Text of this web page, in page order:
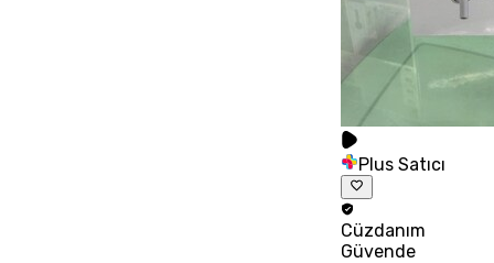
Plus Satıcı
Cüzdanım
Güvende